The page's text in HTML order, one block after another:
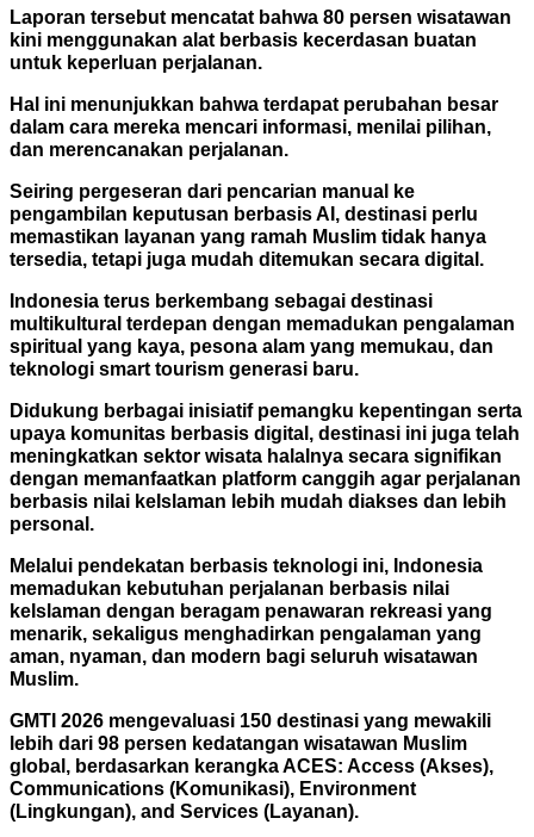
Laporan tersebut mencatat bahwa 80 persen wisatawan
kini menggunakan alat berbasis kecerdasan buatan
untuk keperluan perjalanan.
Hal ini menunjukkan bahwa terdapat perubahan besar
dalam cara mereka mencari informasi, menilai pilihan,
dan merencanakan perjalanan.
Seiring pergeseran dari pencarian manual ke
pengambilan keputusan berbasis AI, destinasi perlu
memastikan layanan yang ramah Muslim tidak hanya
tersedia, tetapi juga mudah ditemukan secara digital.
Indonesia terus berkembang sebagai destinasi
multikultural terdepan dengan memadukan pengalaman
spiritual yang kaya, pesona alam yang memukau, dan
teknologi smart tourism generasi baru.
Didukung berbagai inisiatif pemangku kepentingan serta
upaya komunitas berbasis digital, destinasi ini juga telah
meningkatkan sektor wisata halalnya secara signifikan
dengan memanfaatkan platform canggih agar perjalanan
berbasis nilai keIslaman lebih mudah diakses dan lebih
personal.
Melalui pendekatan berbasis teknologi ini, Indonesia
memadukan kebutuhan perjalanan berbasis nilai
keIslaman dengan beragam penawaran rekreasi yang
menarik, sekaligus menghadirkan pengalaman yang
aman, nyaman, dan modern bagi seluruh wisatawan
Muslim.
GMTI 2026 mengevaluasi 150 destinasi yang mewakili
lebih dari 98 persen kedatangan wisatawan Muslim
global, berdasarkan kerangka ACES: Access (Akses),
Communications (Komunikasi), Environment
(Lingkungan), and Services (Layanan).